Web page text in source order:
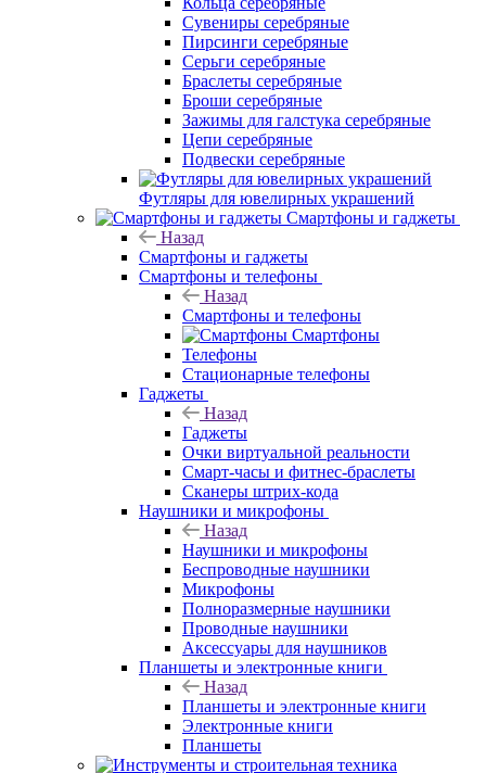
Сувениры серебряные
Пирсинги серебряные
Серьги серебряные
Браслеты серебряные
Броши серебряные
Зажимы для галстука серебряные
Цепи серебряные
Подвески серебряные
Футляры для ювелирных украшений
Смартфоны и гаджеты
Назад
Смартфоны и гаджеты
Смартфоны и телефоны
Назад
Смартфоны и телефоны
Смартфоны
Телефоны
Стационарные телефоны
Гаджеты
Назад
Гаджеты
Очки виртуальной реальности
Смарт-часы и фитнес-браслеты
Сканеры штрих-кода
Наушники и микрофоны
Назад
Наушники и микрофоны
Беспроводные наушники
Микрофоны
Полноразмерные наушники
Проводные наушники
Аксессуары для наушников
Планшеты и электронные книги
Назад
Планшеты и электронные книги
Электронные книги
Планшеты